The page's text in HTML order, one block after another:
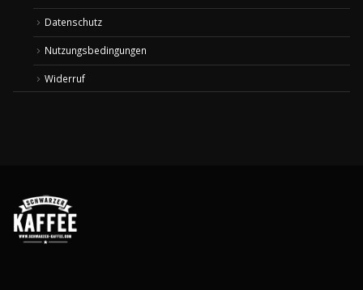
Datenschutz
Nutzungsbedingungen
Widerruf